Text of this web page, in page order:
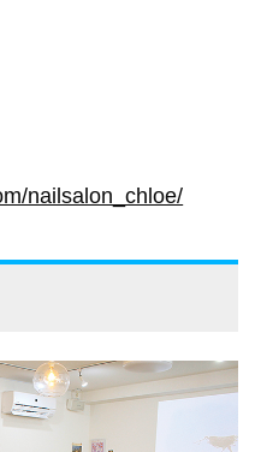
nailsalon_chloe/